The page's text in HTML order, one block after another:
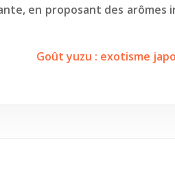
en proposant des
Goût yuzu : exotisme